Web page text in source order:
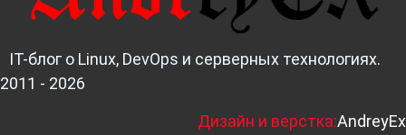
IT-блог о Linux, DevOps и серверных технологиях.
2011 - 2026
Дизайн и верстка:AndreyEx